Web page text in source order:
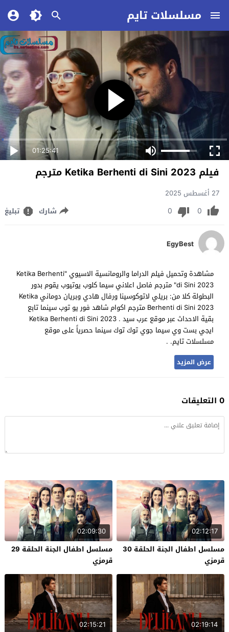
مسلسلات تايم
01:25:41
فيلم Ketika Berhenti di Sini 2023 مترجم
27 أغسطس 2025
0
0 شارك تبليغ
EgyBest
مشاهدة وتحميل فيلم الدراما والرومانسية الاسيوي "Ketika Berhenti
di Sini 2023" مترجم فاصل اعلاني سيما كلوب يوتيوب يقوم بدور
البطولة كلا من: بريلي لاتوكوسينا ورفال هادي وبريان دوماني Ketika
Berhenti di Sini 2023 مترجم اكوام شاهد فور يو توب سينما تابع
بقية الاحداث عبر موقع عرب سيد . Ketika Berhenti di Sini 2023
ايجي بست وي سيما جوي توك توك سينما حصرياً على موقع
مسلسلات تايم. .
عرض المزيد
0 التعليقات
02:12:17
مسلسل اطفال الجنة الحلقة 30
قرمزي
02:09:30
مسلسل اطفال الجنة الحلقة 29
قرمزي
02:19:14
02:15:21